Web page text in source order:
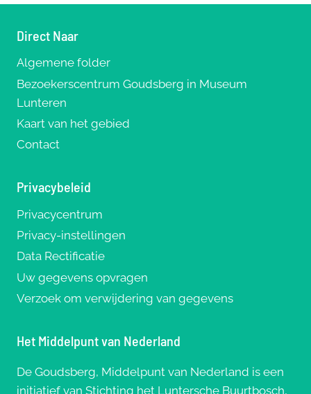
Direct Naar
Algemene folder
Bezoekerscentrum Goudsberg in Museum
Lunteren
Kaart van het gebied
Contact
Privacybeleid
Privacycentrum
Privacy-instellingen
Data Rectificatie
Uw gegevens opvragen
Verzoek om verwijdering van gegevens
Het Middelpunt van Nederland
De Goudsberg, Middelpunt van Nederland is een
initiatief van Stichting het Luntersche Buurtbosch,